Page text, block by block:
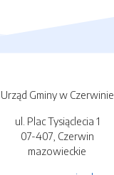
Urząd Gminy w Czerwinie
ul. Plac Tysiąclecia 1
07-407, Czerwin
mazowieckie